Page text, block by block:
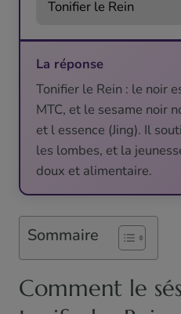
La réponse
Tonifier le Rein : le noir
MTC, et le sesame noir
et l essence (Jing). Il
les lombes, et la
doux et alimentaire.
Sommaire
Comment le